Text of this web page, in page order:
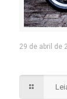
29 de abril de